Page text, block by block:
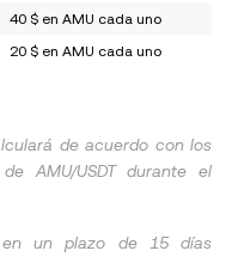
40 $ en AMU cada uno
20 $ en AMU cada uno
de acuerdo con los
AMU/USDT durante el
en un plazo de 15 días